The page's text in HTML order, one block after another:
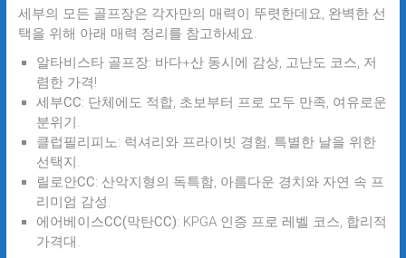
세부의 모든 골프장은 각자만의 매력이 뚜렷한데요, 완벽한 선
택을 위해 아래 매력 정리를 참고하세요.
알타비스타 골프장: 바다+산 동시에 감상, 고난도 코스, 저
렴한 가격!
세부CC: 단체에도 적합, 초보부터 프로 모두 만족, 여유로운
분위기.
클럽필리피노: 럭셔리와 프라이빗 경험, 특별한 날을 위한
선택지.
릴로안CC: 산악지형의 독특함, 아름다운 경치와 자연 속 프
리미엄 감성.
에어베이스CC(막탄CC): KPGA 인증 프로 레벨 코스, 합리적
가격대.